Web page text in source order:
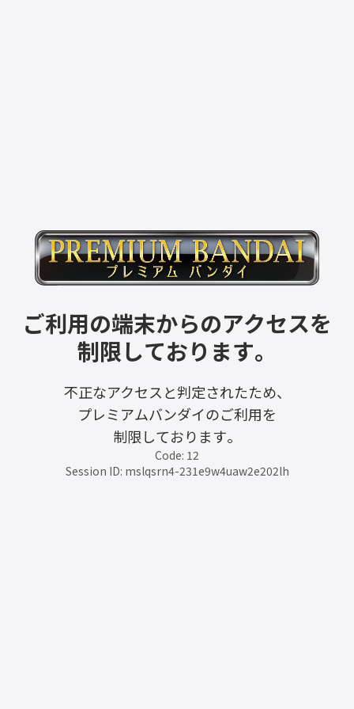
ご利用の端末からのアクセスを
制限しております。
不正なアクセスと判定されたため、
プレミアムバンダイのご利用を
制限しております。
Code: 12
Session ID: mslqsrn4-231e9w4uaw2e202lh